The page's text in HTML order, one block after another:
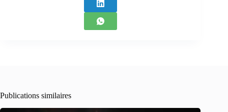
Publications similaires